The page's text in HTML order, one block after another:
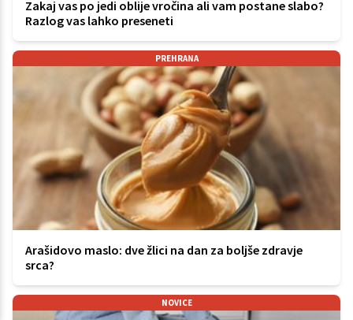
Zakaj vas po jedi oblije vročina ali vam postane slabo?
Razlog vas lahko preseneti
PREHRANA
Arašidovo maslo: dve žlici na dan za boljše zdravje
srca?
NOVICE